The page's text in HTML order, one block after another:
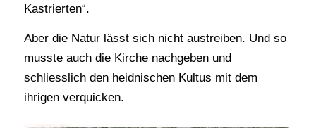
Kastrierten“.
Aber die Natur lässt sich nicht austreiben. Und so
musste auch die Kirche nachgeben und
schliesslich den heidnischen Kultus mit dem
ihrigen verquicken.